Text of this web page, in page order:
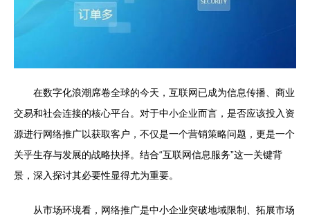
在数字化浪潮席卷全球的今天，互联网已成为信息传播、商业
交易和社会连接的核心平台。对于中小企业而言，是否应该投入资
源进行网络推广以获取客户，不仅是一个营销策略问题，更是一个
关乎生存与发展的战略抉择。结合“互联网信息服务”这一关键背
景，深入探讨其必要性显得尤为重要。
从市场环境看，网络推广是中小企业突破地域限制、拓展市场